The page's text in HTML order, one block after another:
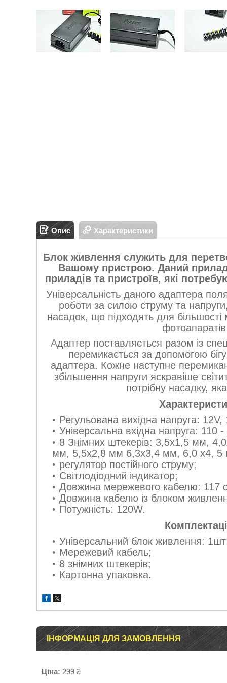
Опис Характеристики
Блок живлення служить для
Вашому пристрою. Даний
приладів та пристроїв, які
Універсальність даного адаптера
роботи за силою струму та
насадок, що підходять для
Адаптер поставляється разом із
перемикається за допомогою
адаптера. Кожне наступне
збільшення напруги яскравіше
потрібну насадку,
Регульована вихідна напруга:
Універсальна вхідна напруга: 110
8 Знімних штекерів: 3,5х1,5 мм,
мм, 5,5х2,8 мм 6,3х3,4 мм, 6,0 х4, 5
регулятор постійного струму;
Світлодіодний індикатор;
Довжина мережевого кабелю: 117
Довжина кабелю із блоком
Потужність: 120W.
Універсальний блок живлення:
Мережевий кабель;
8 знімних штекерів;
Картонна упаковка.
ІНФОРМАЦІЯ ДЛЯ ЗАМОВЛЕННЯ
Ціна: 299 ₴